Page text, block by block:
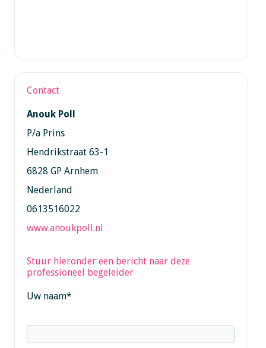
Contact
Anouk Poll
P/a Prins
Hendrikstraat 63-1
6828 GP Arnhem
Nederland
0613516022
www.anoukpoll.nl
Stuur hieronder een bericht naar deze
professioneel begeleider
Uw naam*